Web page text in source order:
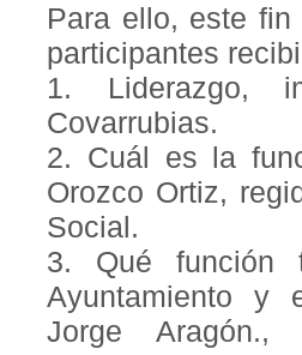
Para ello, este
participantes
1. Liderazgo,
Covarrubias.
2. Cuál es la
Orozco Ortiz,
Social.
3. Qué función
Ayuntamiento y
Jorge